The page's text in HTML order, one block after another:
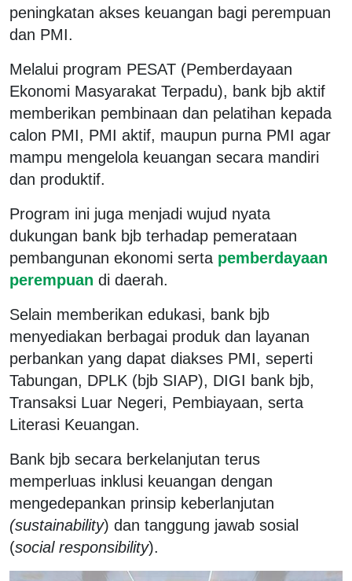
peningkatan akses keuangan bagi perempuan
dan PMI.
Melalui program PESAT (Pemberdayaan
Ekonomi Masyarakat Terpadu), bank bjb aktif
memberikan pembinaan dan pelatihan kepada
calon PMI, PMI aktif, maupun purna PMI agar
mampu mengelola keuangan secara mandiri
dan produktif.
Program ini juga menjadi wujud nyata
dukungan bank bjb terhadap pemerataan
pembangunan ekonomi serta pemberdayaan
perempuan di daerah.
Selain memberikan edukasi, bank bjb
menyediakan berbagai produk dan layanan
perbankan yang dapat diakses PMI, seperti
Tabungan, DPLK (bjb SIAP), DIGI bank bjb,
Transaksi Luar Negeri, Pembiayaan, serta
Literasi Keuangan.
Bank bjb secara berkelanjutan terus
memperluas inklusi keuangan dengan
mengedepankan prinsip keberlanjutan
(sustainability) dan tanggung jawab sosial
(social responsibility).